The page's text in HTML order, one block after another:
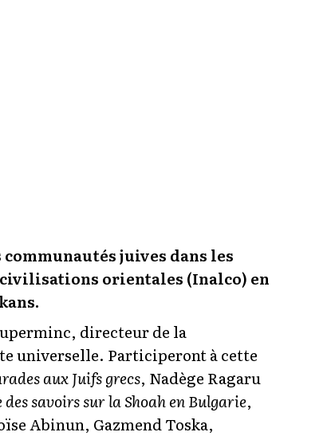
juives dans les
orientales (Inalco) en
directeur de la
universelle. Participeront à cette
aux Juifs grecs, Nadège Ragaru
savoirs sur la Shoah en Bulgarie,
Abinun, Gazmend Toska,